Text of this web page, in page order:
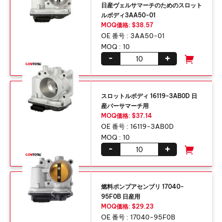
日産ヴェルサマーチのためのスロット
ルボディ3AA50-01
MOQ価格: $38.57
OE 番号 : 3AA50-01
MOQ : 10
+
-
スロットルボディ 16119-3AB0D 日
産バーサマーチ用
MOQ価格: $37.14
OE 番号 : 16119-3AB0D
MOQ : 10
+
-
燃料ポンプアセンブリ 17040-
95F0B 日産用
MOQ価格: $29.23
OE 番号 : 17040-95F0B